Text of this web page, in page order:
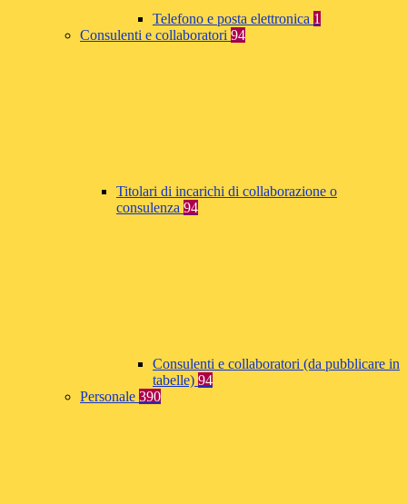
Telefono e posta elettronica 1
Consulenti e collaboratori 94
Titolari di incarichi di collaborazione o
consulenza 94
Consulenti e collaboratori (da pubblicare in
tabelle) 94
Personale 390